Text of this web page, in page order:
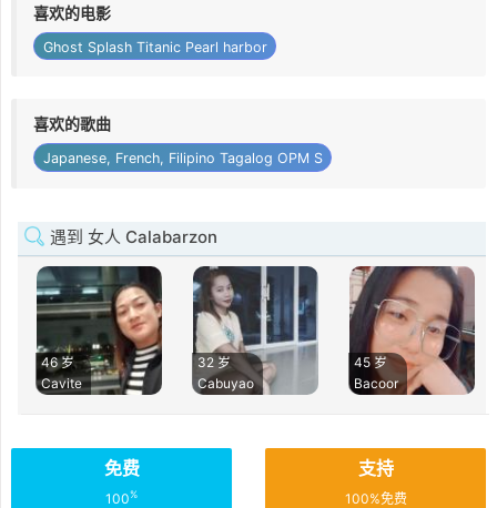
喜欢的电影
Ghost Splash Titanic Pearl harbor
喜欢的歌曲
Japanese, French, Filipino Tagalog OPM S
遇到 女人 Calabarzon
46 岁
Cavite
32 岁
Cabuyao
45 岁
Bacoor
免费
100%
支持
100%免费